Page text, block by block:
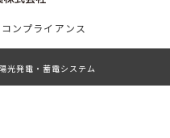
コンプライアンス
光発電・蓄電システム